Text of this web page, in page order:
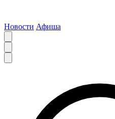
Новости Афиша